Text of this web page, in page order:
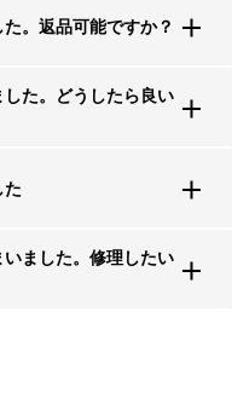
。返品可能ですか？
た。どうしたら良い
ました。修理したい